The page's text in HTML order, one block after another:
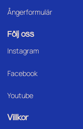
Ångerformulär
Följ oss
Instagram
Facebook
Youtube
Villkor